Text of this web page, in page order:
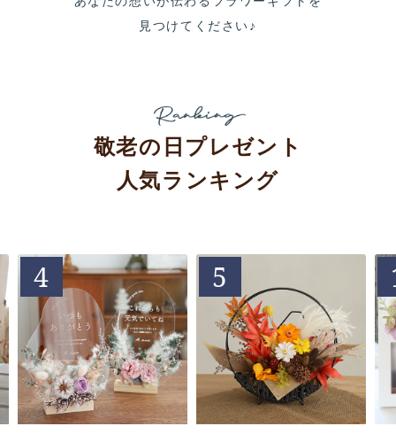
見つけてください♪
敬老の日プレゼント
人気ランキング
5